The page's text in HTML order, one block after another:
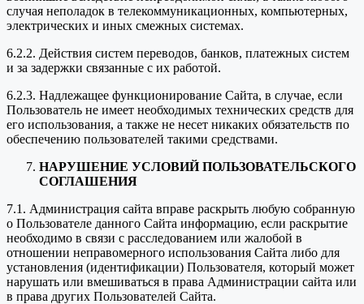
случая неполадок в телекоммуникационных, компьютерных,
электрических и иных смежных системах.
6.2.2. Действия систем переводов, банков, платежных систем
и за задержки связанные с их работой.
6.2.3. Надлежащее функционирование Сайта, в случае, если
Пользователь не имеет необходимых технических средств для
его использования, а также не несет никаких обязательств по
обеспечению пользователей такими средствами.
НАРУШЕНИЕ УСЛОВИЙ ПОЛЬЗОВАТЕЛЬСКОГО
СОГЛАШЕНИЯ
7.1. Администрация сайта вправе раскрыть любую собранную
о Пользователе данного Сайта информацию, если раскрытие
необходимо в связи с расследованием или жалобой в
отношении неправомерного использования Сайта либо для
установления (идентификации) Пользователя, который может
нарушать или вмешиваться в права Администрации сайта или
в права других Пользователей Сайта.